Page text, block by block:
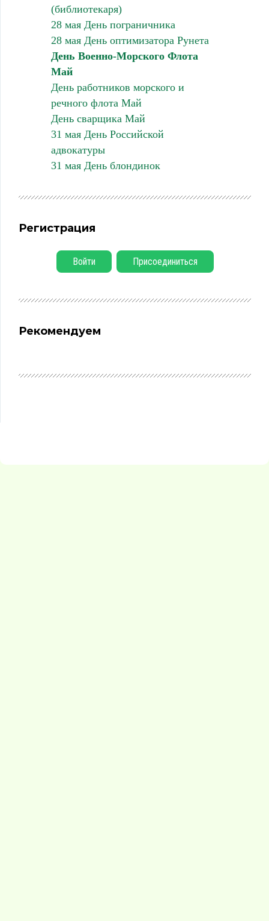
(библиотекаря)
28 мая День пограничника
28 мая День оптимизатора Рунета
День Военно-Морского Флота
Май
День работников морского и
речного флота Май
День сварщика Май
31 мая День Российской
адвокатуры
31 мая День блондинок
Регистрация
Войти Присоединиться
Рекомендуем